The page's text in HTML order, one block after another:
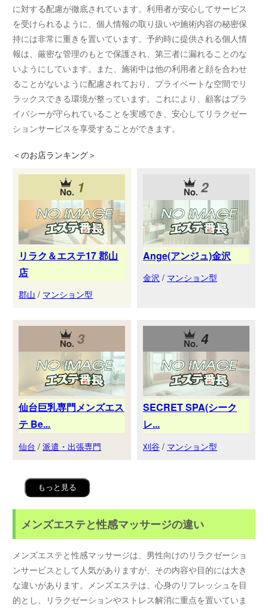
に対する配慮が徹底されています。利用者が安心してサービス
を受けられるように、個人情報の取り扱いや施術内容の秘密保
持には非常に重きを置いています。予約時に提供される個人情
報は、厳密な管理のもとで保護され、第三者に漏れることのな
いようにしています。また、施術中は他の利用者と顔を合わせ
ることがないように配慮されており、プライベートな空間でリ
ラックスできる環境が整っています。これにより、顧客はプラ
イバシーが守られていることを実感でき、安心してリラクゼー
ションサービスを享受することができます。
＜のお店ランキング＞
1
リラク＆エステ17 郡山
店
郡山 / マンション型
2
Ange(アンジュ)金沢
金沢 / マンション型
3
仙台巨乳専門メンズエス
テ Be...
仙台 /派遣・出張専門
4
SECRET SPA(シーク
レ...
刈谷 / マンション型
もっと見る
メンズエステと性感マッサージの違い
メンズエステと性感マッサージは、男性向けのリラクゼーショ
ンサービスとして人気がありますが、その内容や目的には大き
な違いがあります。メンズエステは、心身のリフレッシュを目
的とし、リラクゼーションやストレス解消に重点を置いていま